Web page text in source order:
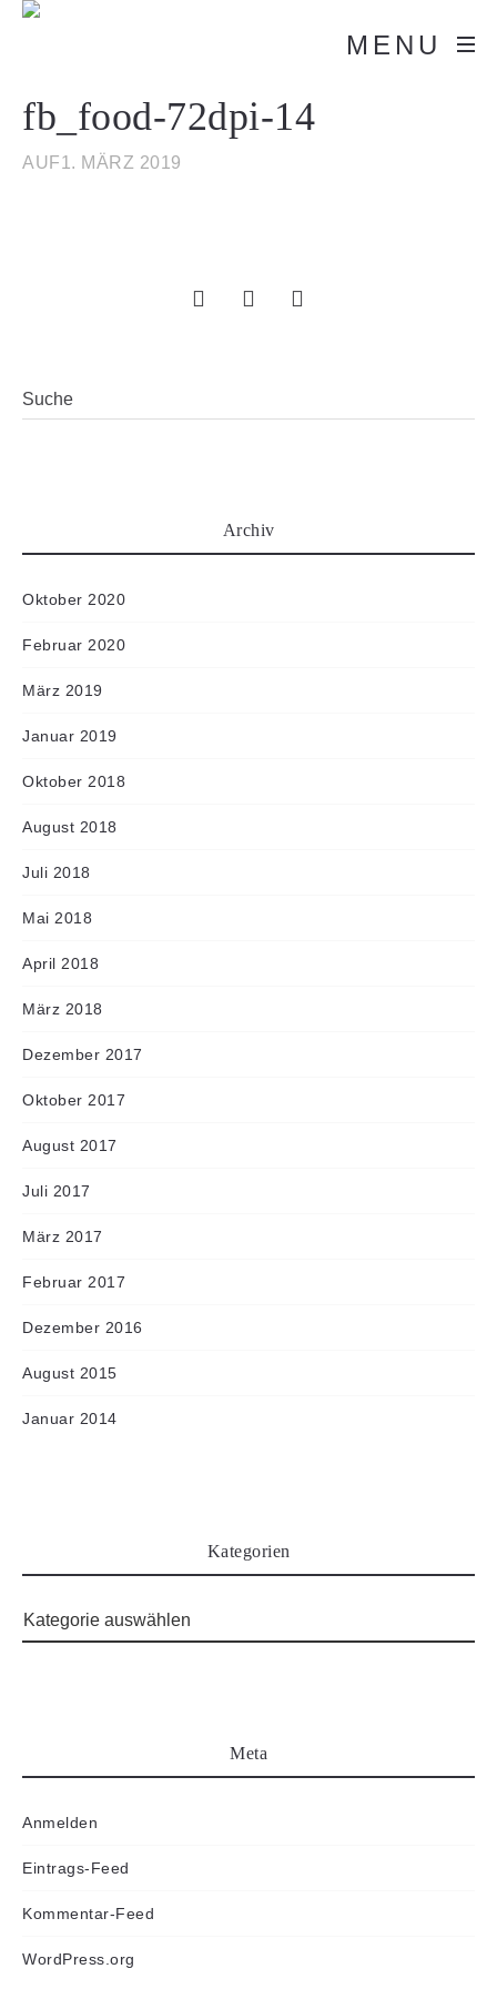
MENU
fb_food-72dpi-14
AUF1. MÄRZ 2019
Archiv
Oktober 2020
Februar 2020
März 2019
Januar 2019
Oktober 2018
August 2018
Juli 2018
Mai 2018
April 2018
März 2018
Dezember 2017
Oktober 2017
August 2017
Juli 2017
März 2017
Februar 2017
Dezember 2016
August 2015
Januar 2014
Kategorien
Meta
Anmelden
Eintrags-Feed
Kommentar-Feed
WordPress.org